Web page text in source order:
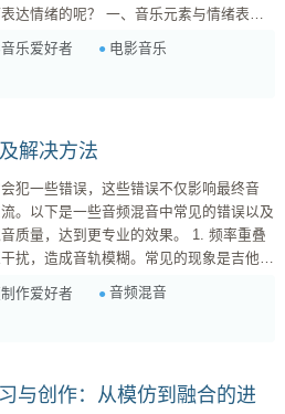
、音乐元素与情绪表达
喜
悲伤、压抑等情绪。例如，恐怖片中常用
乐爱好者
电影音乐
解决方法
犯一些错误，这些错误不仅影响最终音
。以下是一些音频混音中常见的错误以及
达到更专业的效果。 1. 频率重叠
扰，造成音轨模糊。常见的现象是吉他与
乐器淹没。为了解决这个问题，可以通过
每个乐器在其频率范围内清晰可辨。 2.
作爱好者
音频混音
与创作：从模仿到融合的进